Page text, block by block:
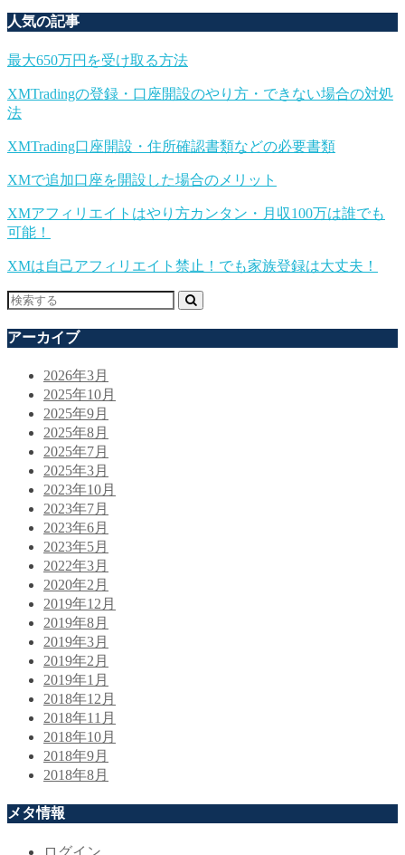
人気の記事
最大650万円を受け取る方法
XMTradingの登録・口座開設のやり方・できない場合の対処
法
XMTrading口座開設・住所確認書類などの必要書類
XMで追加口座を開設した場合のメリット
XMアフィリエイトはやり方カンタン・月収100万は誰でも
可能！
XMは自己アフィリエイト禁止！でも家族登録は大丈夫！
アーカイブ
2026年3月
2025年10月
2025年9月
2025年8月
2025年7月
2025年3月
2023年10月
2023年7月
2023年6月
2023年5月
2022年3月
2020年2月
2019年12月
2019年8月
2019年3月
2019年2月
2019年1月
2018年12月
2018年11月
2018年10月
2018年9月
2018年8月
メタ情報
ログイン